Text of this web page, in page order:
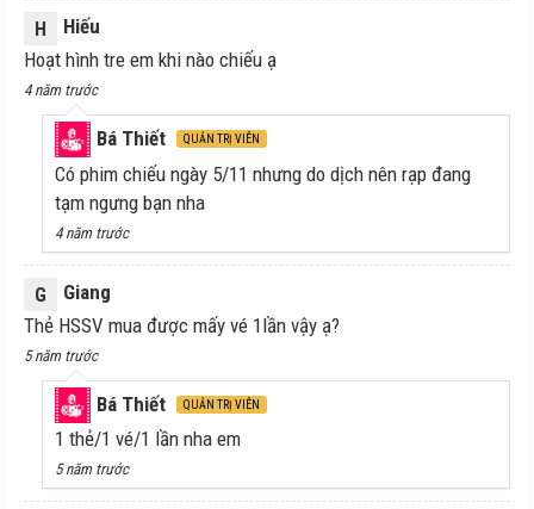
H
Hiếu
Hoạt hình tre em khi nào chiếu ạ
4 năm trước
Bá Thiết QUẢN TRỊ VIÊN
Có phim chiếu ngày 5/11 nhưng do dịch nên rạp đang
tạm ngưng bạn nha
4 năm trước
G
Giang
Thẻ HSSV mua được mấy vé 1lần vậy ạ?
5 năm trước
Bá Thiết QUẢN TRỊ VIÊN
1 thẻ/1 vé/1 lần nha em
5 năm trước